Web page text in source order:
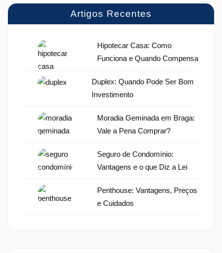
Artigos Recentes
Hipotecar Casa: Como
Funciona e Quando Compensa
Duplex: Quando Pode Ser Bom
Investimento
Moradia Geminada em Braga:
Vale a Pena Comprar?
Seguro de Condomínio:
Vantagens e o que Diz a Lei
Penthouse: Vantagens, Preços
e Cuidados